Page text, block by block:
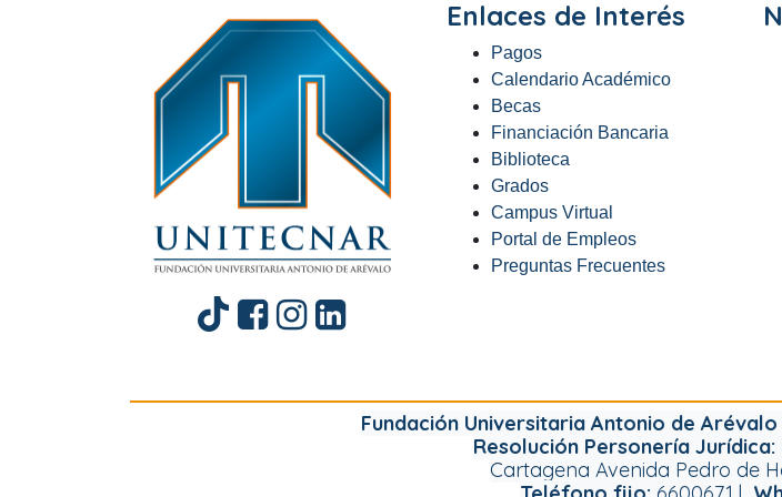
Enlaces de Interés
Pagos
Calendario Académico
Becas
Financiación Bancaria
Biblioteca
Grados
Campus Virtual
Portal de Empleos
Preguntas Frecuentes
Fundación Universitaria Antonio de Arévalo
​Resolución Personería Jurídica:
Cartagena Avenida Pedro de